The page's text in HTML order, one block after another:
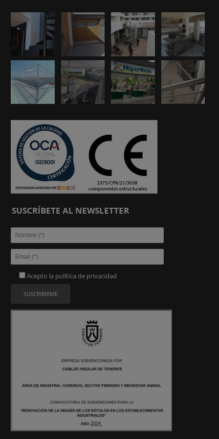
SUSCRÍBETE AL NEWSLETTER
Acepto la política de privacidad